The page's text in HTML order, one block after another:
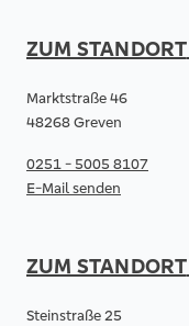
ZUM STANDORT
Marktstraße 46
48268 Greven
0251 - 5005 8107
E-Mail senden
ZUM STANDORT
Steinstraße 25